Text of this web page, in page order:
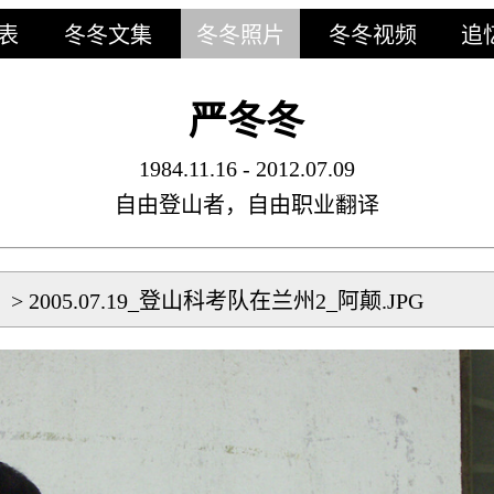
冬冬文集 冬冬照片 冬冬视频 追
严冬冬
1984.11.16 - 2012.07.09
自由登山者，自由职业翻译
> 2005.07.19_登山科考队在兰州2_阿颠.JPG